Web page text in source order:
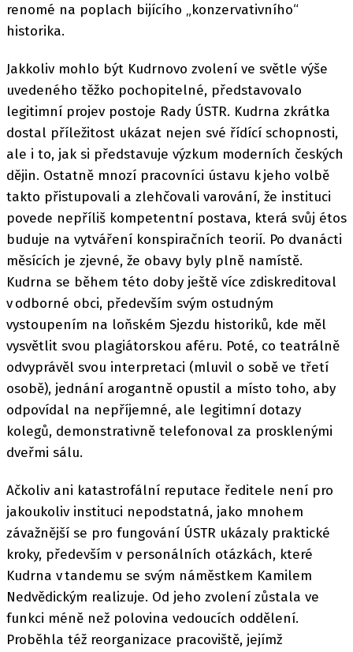
renomé na poplach bijícího „konzervativního“
historika.
Jakkoliv mohlo být Kudrnovo zvolení ve světle výše
uvedeného těžko pochopitelné, představovalo
legitimní projev postoje Rady ÚSTR. Kudrna zkrátka
dostal příležitost ukázat nejen své řídící schopnosti,
ale i to, jak si představuje výzkum moderních českých
dějin. Ostatně mnozí pracovníci ústavu k jeho volbě
takto přistupovali a zlehčovali varování, že instituci
povede nepříliš kompetentní postava, která svůj étos
buduje na vytváření konspiračních teorií. Po dvanácti
měsících je zjevné, že obavy byly plně namístě.
Kudrna se během této doby ještě více zdiskreditoval
v odborné obci, především svým ostudným
vystoupením na loňském Sjezdu historiků, kde měl
vysvětlit svou plagiátorskou aféru. Poté, co teatrálně
odvyprávěl svou interpretaci (mluvil o sobě ve třetí
osobě), jednání arogantně opustil a místo toho, aby
odpovídal na nepříjemné, ale legitimní dotazy
kolegů, demonstrativně telefonoval za prosklenými
dveřmi sálu.
Ačkoliv ani katastrofální reputace ředitele není pro
jakoukoliv instituci nepodstatná, jako mnohem
závažnější se pro fungování ÚSTR ukázaly praktické
kroky, především v personálních otázkách, které
Kudrna v tandemu se svým náměstkem Kamilem
Nedvědickým realizuje. Od jeho zvolení zůstala ve
funkci méně než polovina vedoucích oddělení.
Proběhla též reorganizace pracoviště, jejímž